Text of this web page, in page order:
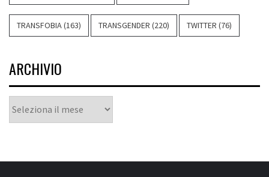
TRANSFOBIA(163) TRANSGENDER (220) TWITTER (76)
ARCHIVIO